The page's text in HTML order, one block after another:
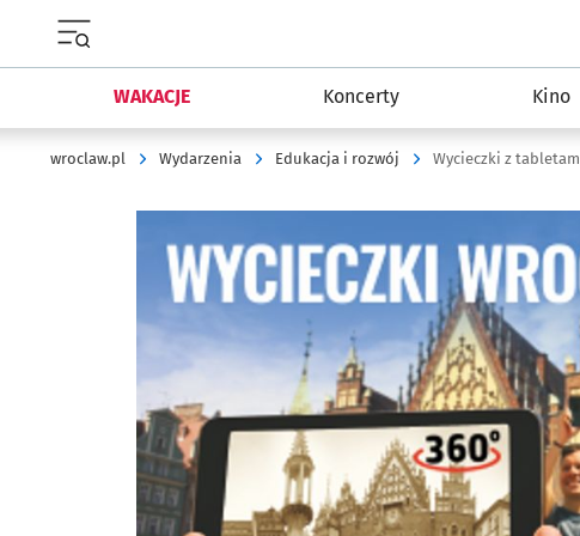
WAKACJE Koncerty Kino
wroclaw.pl Wydarzenia Edukacja i rozwój Wycieczki z